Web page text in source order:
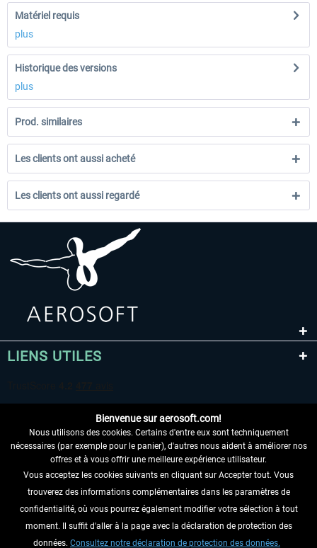
Matériel requis
plus
Historique des versions
plus
Prod. similaires
Les clients ont aussi acheté
Les clients ont aussi regardé
LIENS UTILES
RENONCER AU CONTRAT ICI
INFORMATIONS
NE MANQUEZ PAS LES DERNIÈRES
Bienvenue sur aerosoft.com!
Nous utilisons des cookies. Certains d'entre eux sont techniquement
nécessaires (par exemple pour le panier), d'autres nous aident à améliorer nos
offres et à vous offrir une meilleure expérience utilisateur.
Vous acceptez les cookies suivants en cliquant sur Accepter tout. Vous
trouverez des informations complémentaires dans les paramètres de
confidentialité, où vous pourrez également modifier votre sélection à tout
moment. Il suffit d'aller à la page avec la déclaration de protection des
données. Consultez notre déclaration de protection des données.